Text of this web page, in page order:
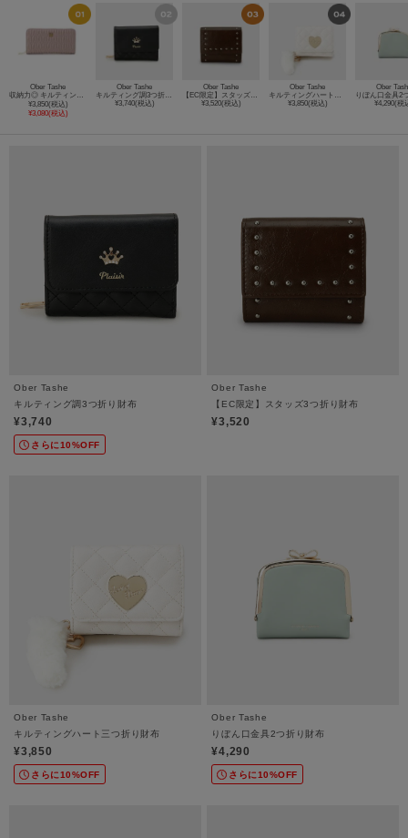
Ober Tashe
¥3,850(税込)
¥3,080(税込)
Ober Tashe
¥3,740(税込)
Ober Tashe
¥3,520(税込)
Ober Tashe
¥3,850(税込)
Ober
¥4,290(税
Ober Tashe
キルティング調3つ折り財布
¥3,740
さらに10%OFF
Ober Tashe
【EC限定】スタッズ3つ折り財布
¥3,520
Ober Tashe
キルティングハート三つ折り財布
¥3,850
さらに10%OFF
Ober Tashe
りぼん口金具2つ折り財布
¥4,290
さらに10%OFF